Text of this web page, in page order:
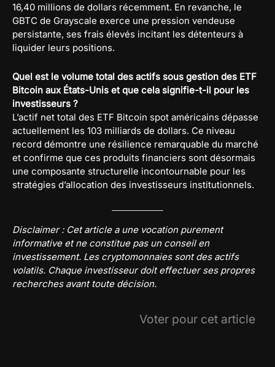
16,40 millions de dollars récemment. En revanche, le
GBTC de Grayscale exerce une pression vendeuse
persistante, ses frais élevés incitant les détenteurs à
liquider leurs positions.
Quel est le volume total des actifs sous gestion des ETF
Bitcoin aux États-Unis et que cela signifie-t-il pour les
investisseurs ?
L’actif net total des ETF Bitcoin spot américains dépasse
actuellement les 103 milliards de dollars. Ce niveau
record démontre une résilience remarquable du marché
et confirme que ces produits financiers sont désormais
une composante structurelle incontournable pour les
stratégies d’allocation des investisseurs institutionnels.
Disclaimer : Cet article a une vocation purement
informative et ne constitue pas un conseil en
investissement. Les cryptomonnaies sont des actifs
volatils. Chaque investisseur doit effectuer ses propres
recherches avant toute décision.
Voter pour cet article